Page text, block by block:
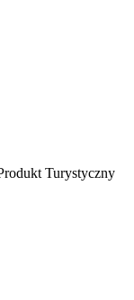
Turystyczny